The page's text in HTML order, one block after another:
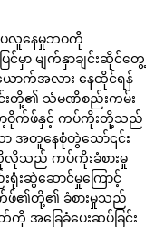
လူနေမှုဘဝကို
မှာ မျက်နှာချင်းဆိုင်တွေ့
ောက်အလား နေထိုင်ရန်
င်းတို့၏ သံမဏိစည်းကမ်း
ော့ဝိုက်ဖ်နှင့် ကပ်ကိုးတို့သည်
အတူနေစုံတွဲသော်၎င်း
သည် ကပ်ကိုးခံစားမှု
းဆွဲဆောင်မှုကြောင့်
ဖ်၏တို့၏ ခံစားမှုသည်
အခြေခံပေးဆပ်ခြင်း